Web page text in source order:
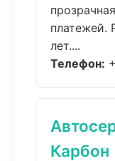
платежей.
лет....
Телефон:
Карбон